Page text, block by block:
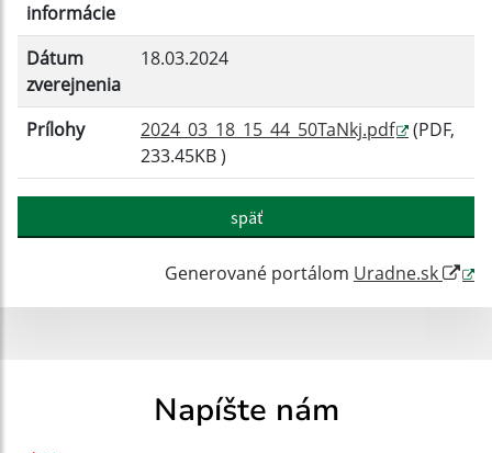
informácie
Dátum
zverejnenia
18.03.2024
Prílohy 2024_03_18_15_44_50TaNkj.pdf
(PDF,
233.45KB )
späť
Generované portálom Uradne.sk
Napíšte nám